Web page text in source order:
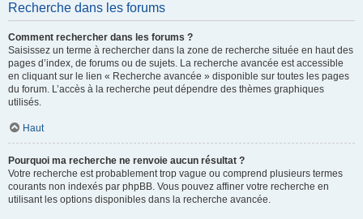
Recherche dans les forums
Comment rechercher dans les forums ?
Saisissez un terme à rechercher dans la zone de recherche située en haut des
pages d’index, de forums ou de sujets. La recherche avancée est accessible
en cliquant sur le lien « Recherche avancée » disponible sur toutes les pages
du forum. L’accès à la recherche peut dépendre des thèmes graphiques
utilisés.
Haut
Pourquoi ma recherche ne renvoie aucun résultat ?
Votre recherche est probablement trop vague ou comprend plusieurs termes
courants non indexés par phpBB. Vous pouvez affiner votre recherche en
utilisant les options disponibles dans la recherche avancée.